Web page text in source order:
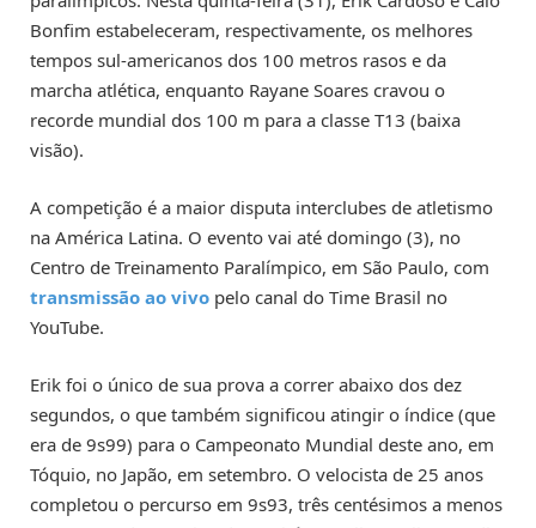
Bonfim estabeleceram, respectivamente, os melhores
tempos sul-americanos dos 100 metros rasos e da
marcha atlética, enquanto Rayane Soares cravou o
recorde mundial dos 100 m para a classe T13 (baixa
visão).
A competição é a maior disputa interclubes de atletismo
na América Latina. O evento vai até domingo (3), no
Centro de Treinamento Paralímpico, em São Paulo, com
transmissão ao vivo pelo canal do Time Brasil no
YouTube.
Erik foi o único de sua prova a correr abaixo dos dez
segundos, o que também significou atingir o índice (que
era de 9s99) para o Campeonato Mundial deste ano, em
Tóquio, no Japão, em setembro. O velocista de 25 anos
completou o percurso em 9s93, três centésimos a menos